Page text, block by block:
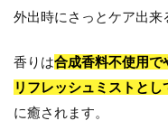
外出時にさっとケア出来
香りは合成香料不使用で
リフレッシュミストと
に癒されます。